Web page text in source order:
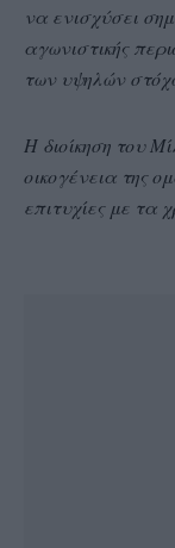
να ενισχύσει
αγωνιστικής
των υψηλών
Η διοίκηση του
οικογένεια της
επιτυχίες με